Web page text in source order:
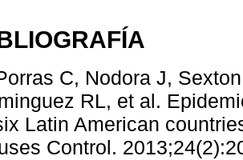
C, Nodora J,
RL, et al.
Latin American
Control.